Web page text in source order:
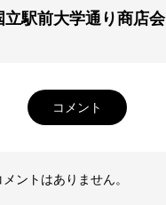
立駅前大学通り商店会
コメント
ントはありません。